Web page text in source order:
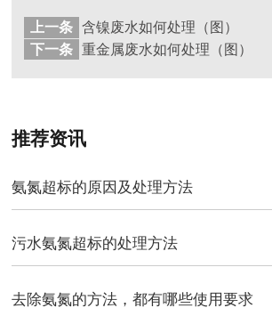
上一条
含镍废水如何处理（图）
下一条
重金属废水如何处理（图）
推荐资讯
氨氮超标的原因及处理方法
污水氨氮超标的处理方法
去除氨氮的方法，都有哪些使用要求